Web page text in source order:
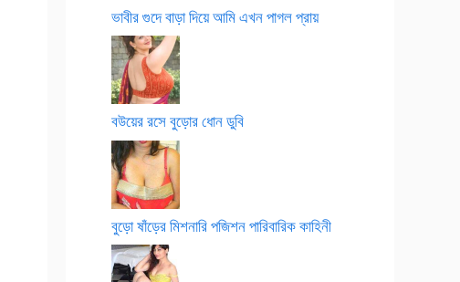
ভাবীর গুদে বাড়া দিয়ে আমি এখন পাগল প্রায়
বউয়ের রসে বুড়োর ধোন ডুবি
বুড়ো ষাঁড়ের মিশনারি পজিশন পারিবারিক কাহিনী